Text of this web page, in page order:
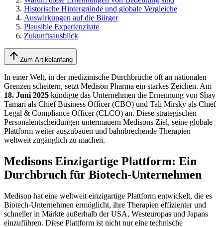
Historische Hintergründe und globale Vergleiche
Auswirkungen auf die Bürger
Plausible Expertenzitate
Zukunftsausblick
Zum Artikelanfang
In einer Welt, in der medizinische Durchbrüche oft an nationalen
Grenzen scheitern, setzt Medison Pharma ein starkes Zeichen. Am
18. Juni 2025 kündigte das Unternehmen die Ernennung von Shay
Tamari als Chief Business Officer (CBO) und Tali Mirsky als Chief
Legal & Compliance Officer (CLCO) an. Diese strategischen
Personalentscheidungen untermauern Medisons Ziel, seine globale
Plattform weiter auszubauen und bahnbrechende Therapien
weltweit zugänglich zu machen.
Medisons Einzigartige Plattform: Ein
Durchbruch für Biotech-Unternehmen
Medison hat eine weltweit einzigartige Plattform entwickelt, die es
Biotech-Unternehmen ermöglicht, ihre Therapien effizienter und
schneller in Märkte außerhalb der USA, Westeuropas und Japans
einzuführen. Diese Plattform ist nicht nur eine technische